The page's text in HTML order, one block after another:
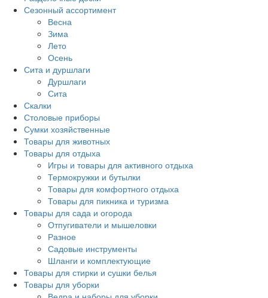
Сезонный ассортимент
Весна
Зима
Лето
Осень
Сита и дуршлаги
Дуршлаги
Сита
Скалки
Столовые приборы
Сумки хозяйственные
Товары для животных
Товары для отдыха
Игры и товары для активного отдыха
Термокружки и бутылки
Товары для комфортного отдыха
Товары для пикника и туризма
Товары для сада и огорода
Отпугиватели и мышеловки
Разное
Садовые инструменты
Шланги и комплектующие
Товары для стирки и сушки белья
Товары для уборки